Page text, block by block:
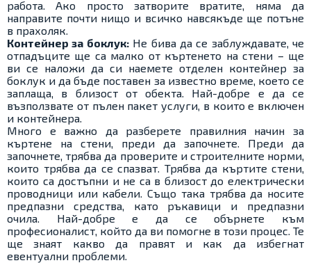
работа. Ако просто затворите вратите, няма да
направите почти нищо и всичко навсякъде ще потъне
в прахоляк.
Контейнер за боклук:Не бива да се заблуждавате, че
отпадъците ще са малко от къртенето на стени – ще
ви се наложи да си наемете отделен контейнер за
боклук и да бъде поставен за известно време, което се
заплаща, в близост от обекта. Най-добре е да се
възползвате от пълен пакет услуги, в които е включен
и контейнера.
Много е важно да разберете правилния начин за
къртене на стени, преди да започнете. Преди да
започнете, трябва да проверите и строителните норми,
които трябва да се спазват. Трябва да къртите стени,
които са достъпни и не са в близост до електрически
проводници или кабели. Също така трябва да носите
предпазни средства, като ръкавици и предпазни
очила. Най-добре е да се обърнете към
професионалист, който да ви помогне в този процес. Те
ще знаят какво да правят и как да избегнат
евентуални проблеми.